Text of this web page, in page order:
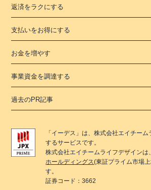
返済をラクにする
支払いをお得にする
お金を増やす
事業資金を調達する
過去のPR記事
「 イーデス 」は、株式会社エイチーム
するサービスです。
株式会社エイチームライフデザインは
ホールディングス(東証プライム市場
す。
証券コード：3662